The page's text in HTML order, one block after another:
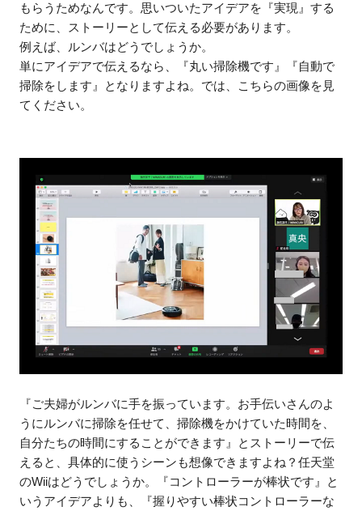
もらうためなんです。思いついたアイデアを『実現』する
ために、ストーリーとして伝える必要があります。
例えば、ルンバはどうでしょうか。
単にアイデアで伝えるなら、『丸い掃除機です』『自動で
掃除をします』となりますよね。では、こちらの画像を見
てください。
『ご夫婦がルンバに手を振っています。お手伝いさんのよ
うにルンバに掃除を任せて、掃除機をかけていた時間を、
自分たちの時間にすることができます』とストーリーで伝
えると、具体的に使うシーンも想像できますよね？任天堂
のWiiはどうでしょうか。『コントローラーが棒状です』と
いうアイデアよりも、『握りやすい棒状コントローラーな